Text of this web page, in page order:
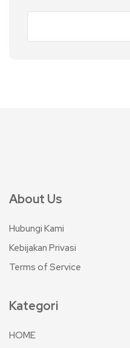
About Us
Hubungi Kami
Kebijakan Privasi
Terms of Service
Kategori
HOME